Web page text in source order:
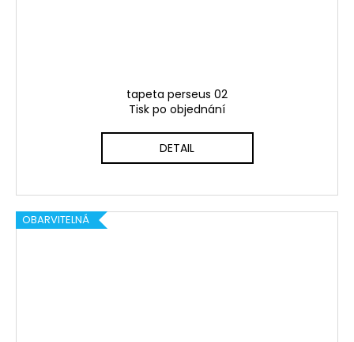
tapeta perseus 02
Tisk po objednání
DETAIL
OBARVITELNÁ